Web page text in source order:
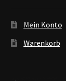
Mein Konto
Warenkorb